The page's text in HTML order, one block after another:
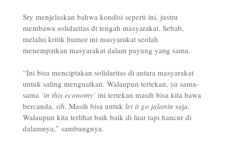
Sry menjelaskan bahwa kondisi seperti ini, justru
membawa solidaritas di tengah masyarakat. Sebab,
melalui kritik humor ini masyarakat seolah
menempatkan masyarakat dalam payung yang sama.
“Ini bisa menciptakan solidaritas di antara masyarakat
untuk saling menguatkan. Walaupun tertekan, ya sama-
sama ‘in this economy’ ini tertekan masih bisa kita bawa
bercanda, sih. Masih bisa untuk let it go jalanin saja.
Walaupun kita terlihat baik baik di luar tapi hancur di
dalamnya,” sambungnya.